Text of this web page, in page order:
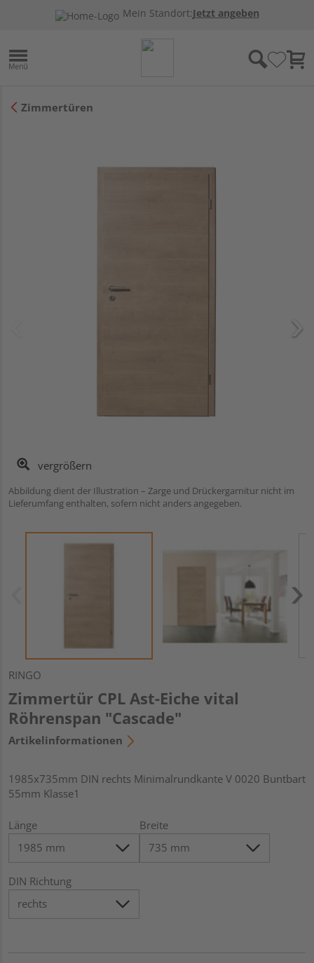
Mein Standort:Jetzt angeben
Zimmertüren
vergrößern
Abbildung dient der Illustration – Zarge und Drückergarnitur nicht im
Lieferumfang enthalten, sofern nicht anders angegeben.
RINGO
Zimmertür CPL Ast-Eiche vital
Röhrenspan "Cascade"
Artikelinformationen
1985x735mm DIN rechts Minimalrundkante V 0020 Buntbart
55mm Klasse1
Länge Breite
DIN Richtung